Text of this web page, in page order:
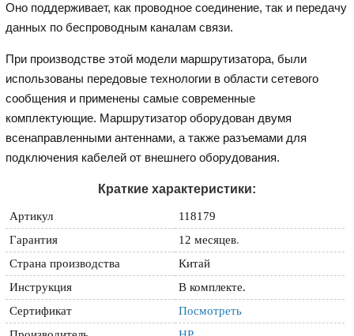
Оно поддерживает, как проводное соединение, так и передачу
данных по беспроводным каналам связи.
При производстве этой модели маршрутизатора, были
использованы передовые технологии в области сетевого
сообщения и применены самые современные
комплектующие. Маршрутизатор оборудован двумя
всенаправленными антеннами, а также разъемами для
подключения кабелей от внешнего оборудования.
Краткие характеристики:
Артикул
118179
Гарантия
12 месяцев.
Страна производства
Китай
Инструкция
В комплекте.
Сертификат
Посмотреть